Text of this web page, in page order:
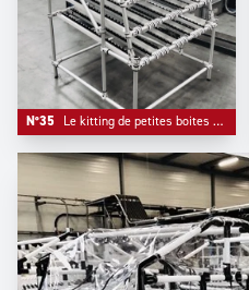
N°35 Le kitting de petites boites est plus aisé avec une ergonomie frontale inclinée.